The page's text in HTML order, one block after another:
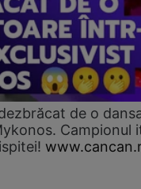
de o
Campionul